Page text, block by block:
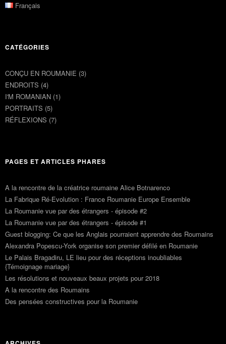
Français
CATÉGORIES
CONÇU EN ROUMANIE (3)
ENDROITS (4)
I'M ROMANIAN (1)
PORTRAITS (5)
RÉFLEXIONS (7)
PAGES ET ARTICLES PHARES
A la rencontre de la créatrice roumaine Alice Botnarenco
La Fabrique Ré-Evolution : France Roumanie Europe Ensemble
La Roumanie vue par des étrangers - épisode #2
La Roumanie vue par des étrangers - épisode #1
Guest blogging: Ce que les Anglais pourraient apprendre des Roumains
Alexandra Popescu-York organise son premier défilé en Roumanie
Le Palais Bragadiru, LE lieu pour des réceptions inoubliables
{Témoignage mariage}
Les résolutions et nouveaux beaux projets pour 2018
A la rencontre des Roumains
Des pensées constructives pour la Roumanie